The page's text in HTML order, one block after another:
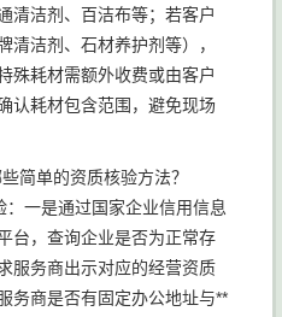
清洁剂、百洁布等；若客户
清洁剂、石材养护剂等），
殊耗材需额外收费或由客户
认耗材包含范围，避免现场
简单的资质核验方法？
一是通过国家企业信用信息
台，查询企业是否为正常存
服务商出示对应的经营资质
务商是否有固定办公地址与**